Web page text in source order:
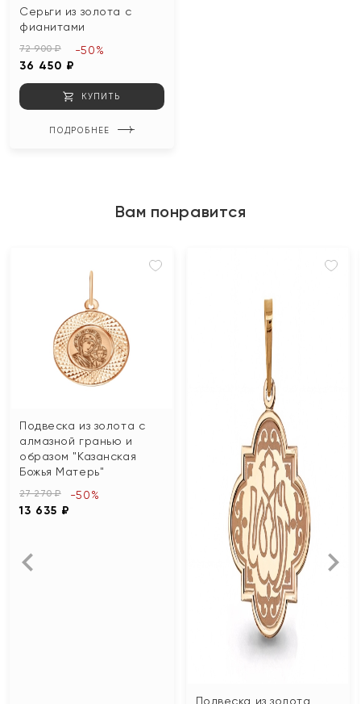
Серьги из золота с
фианитами
72 900 ₽
36 450 ₽
-50%
КУПИТЬ
ПОДРОБНЕЕ
Вам понравится
Подвеска из золота с
алмазной гранью и
образом "Казанская
Божья Матерь"
27 270 ₽
13 635 ₽
-50%
Подвеска из золота